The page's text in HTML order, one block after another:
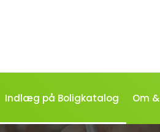
Indlæg på Boligkatalog Om